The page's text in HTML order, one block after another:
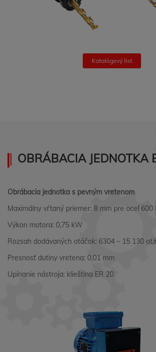
Katalógový list
OBRÁBACIA JEDNOTKA
Obrábacia jednotka s pevným vretenom
Maximálny vŕtaný priemer: 8 mm pre oceľ 600
Výkon motora: 0,75 kW
Rozsah dodávaných otáčok: 6304 – 15 130 ot/
Presnosť dutiny vretena: 0,01 mm
Upínanie nástroja: klieština ER 20